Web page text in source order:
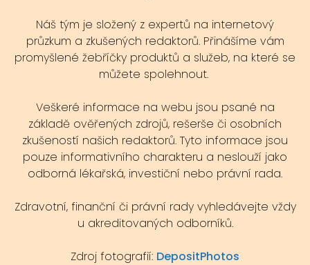
Náš tým je složený z expertů na internetový
průzkum a zkušených redaktorů. Přinášíme vám
promyšlené žebříčky produktů a služeb, na které se
můžete spolehnout.
Veškeré informace na webu jsou psané na
základě ověřených zdrojů, rešerše či osobních
zkušeností našich redaktorů. Tyto informace jsou
pouze informativního charakteru a neslouží jako
odborná lékařská, investiční nebo právní rada.
Zdravotní, finanční či právní rady vyhledávejte vždy
u akreditovaných odborníků.
Zdroj fotografií: DepositPhotos